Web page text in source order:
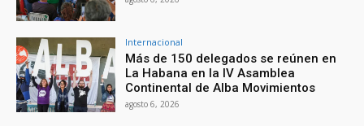
Internacional
Más de 150 delegados se reúnen en
La Habana en la IV Asamblea
Continental de Alba Movimientos
agosto 6, 2026